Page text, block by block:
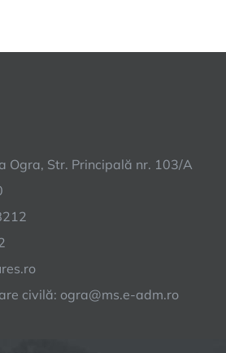
Ogra, Str. Principală nr. 103/A
civilă: ogra@ms.e-adm.ro